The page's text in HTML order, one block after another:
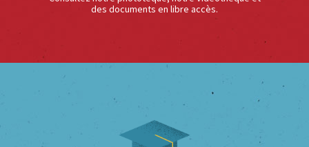
des documents en libre accès.